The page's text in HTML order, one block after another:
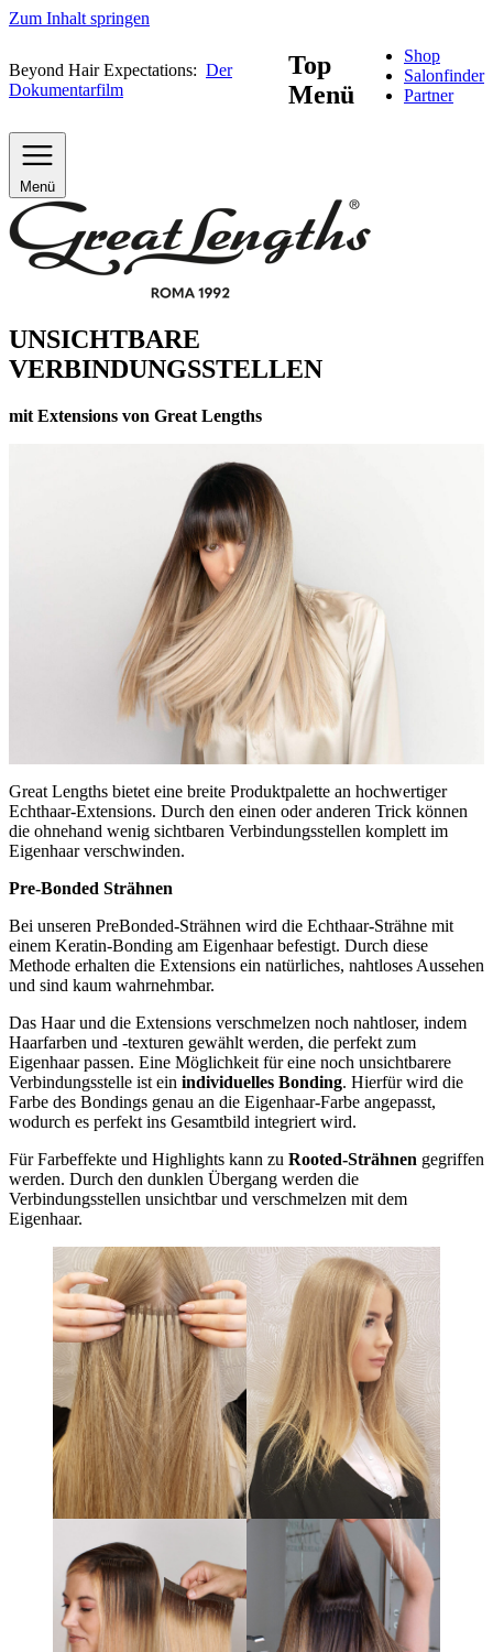
Zum Inhalt springen
Beyond Hair Expectations: Der
Dokumentarfilm
Top
Menü
Shop
Salonfinder
Partner
Menü
UNSICHTBARE
VERBINDUNGSSTELLEN
mit Extensions von Great Lengths
Great Lengths bietet eine breite Produktpalette an hochwertiger
Echthaar-Extensions. Durch den einen oder anderen Trick können
die ohnehand wenig sichtbaren Verbindungsstellen komplett im
Eigenhaar verschwinden.
Pre-Bonded Strähnen
Bei unseren PreBonded-Strähnen wird die Echthaar-Strähne mit
einem Keratin-Bonding am Eigenhaar befestigt. Durch diese
Methode erhalten die Extensions ein natürliches, nahtloses Aussehen
und sind kaum wahrnehmbar.
Das Haar und die Extensions verschmelzen noch nahtloser, indem
Haarfarben und -texturen gewählt werden, die perfekt zum
Eigenhaar passen. Eine Möglichkeit für eine noch unsichtbarere
Verbindungsstelle ist ein individuelles Bonding. Hierfür wird die
Farbe des Bondings genau an die Eigenhaar-Farbe angepasst,
wodurch es perfekt ins Gesamtbild integriert wird.
Für Farbeffekte und Highlights kann zu Rooted-Strähnen gegriffen
werden. Durch den dunklen Übergang werden die
Verbindungsstellen unsichtbar und verschmelzen mit dem
Eigenhaar.